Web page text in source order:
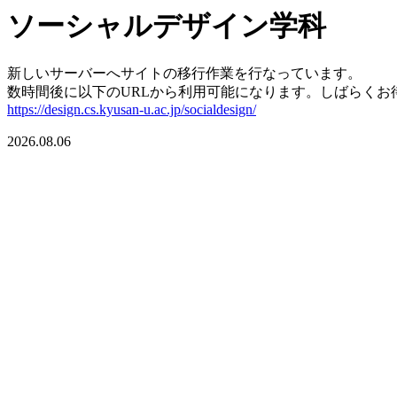
ソーシャルデザイン学科
新しいサーバーへサイトの移行作業を行なっています。
数時間後に以下のURLから利用可能になります。しばらくお
https://design.cs.kyusan-u.ac.jp/socialdesign/
2026.08.06